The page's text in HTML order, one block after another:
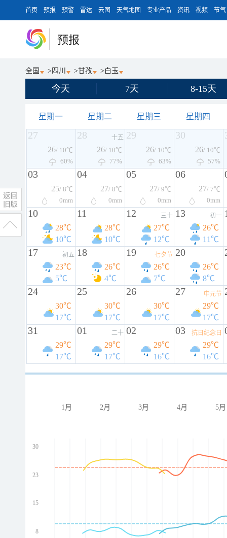
首页 预报 预警 雷达 云图 天气地图 专业产品 资讯 视频 节气
预报
全国 > 四川 >甘孜 > 白玉
今天 7天 8-15天
星期一 星期二 星期三 星期四
27
26/ 10℃
60%
28 十五
26/ 10℃
77%
29
26/ 10℃
63%
30
26/ 10℃
57%
03
25/ 8℃
0mm
04
27/ 8℃
0mm
05
27/ 9℃
0mm
06
27/ 7℃
0mm
10
28℃
10℃
11
28℃
10℃
12 三十
27℃
12℃
13 初一
26℃
11℃
17 初五
23℃
5℃
18
26℃
4℃
19 七夕节
26℃
7℃
20
26℃
8℃
24
30℃
17℃
25
30℃
17℃
26
30℃
17℃
27 中元节
29℃
17℃
31
29℃
17℃
01 二十
29℃
17℃
02
29℃
16℃
03 抗日纪念日
29℃
16℃
1月 2月 3月 4月 5月
30
23
15
8